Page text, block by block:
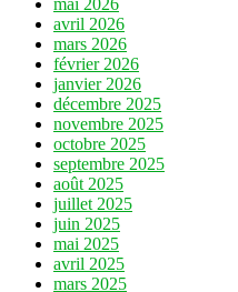
mai 2026
avril 2026
mars 2026
février 2026
janvier 2026
décembre 2025
novembre 2025
octobre 2025
septembre 2025
août 2025
juillet 2025
juin 2025
mai 2025
avril 2025
mars 2025